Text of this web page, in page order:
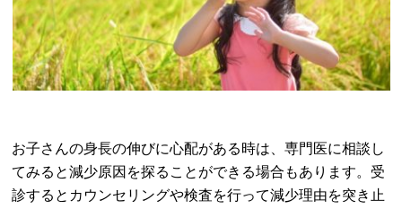
お子さんの身長の伸びに心配がある時は、専門医に相談し
てみると減少原因を探ることができる場合もあります。受
診するとカウンセリングや検査を行って減少理由を突き止